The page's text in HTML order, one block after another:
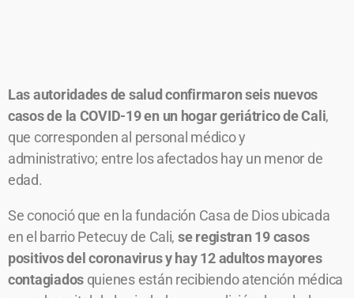
Las autoridades de salud confirmaron seis nuevos
casos de la COVID-19 en un hogar geriátrico de Cali,
que corresponden al personal médico y
administrativo; entre los afectados hay un menor de
edad.
Se conoció que en la fundación Casa de Dios ubicada
en el barrio Petecuy de Cali, se registran 19 casos
positivos del coronavirus y hay 12 adultos mayores
contagiados quienes están recibiendo atención médica